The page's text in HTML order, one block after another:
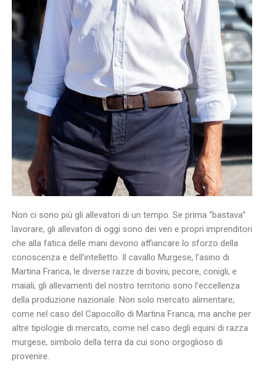
Non ci sono più gli allevatori di un tempo. Se prima “bastava”
lavorare, gli allevatori di oggi sono dei veri e propri imprenditori
che alla fatica delle mani devono affiancare lo sforzo della
conoscenza e dell’intelletto. Il cavallo Murgese, l’asino di
Martina Franca, le diverse razze di bovini, pecore, conigli, e
maiali, gli allevamenti del nostro territorio sono l’eccellenza
della produzione nazionale. Non solo mercato alimentare,
come nel caso del Capocollo di Martina Franca, ma anche per
altre tipologie di mercato, come nel caso degli equini di razza
murgese, simbolo della terra da cui sono orgoglioso di
provenire.